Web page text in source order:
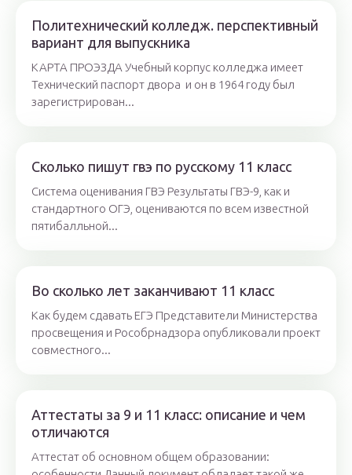
Политехнический колледж. перспективный
вариант для выпускника
КАРТА ПРОЭЗДА Учебный корпус колледжа имеет
Технический паспорт двора и он в 1964 году был
зарегистрирован...
Сколько пишут гвэ по русскому 11 класс
Система оценивания ГВЭ Результаты ГВЭ-9, как и
стандартного ОГЭ, оцениваются по всем известной
пятибалльной...
Во сколько лет заканчивают 11 класс
Как будем сдавать ЕГЭ Представители Министерства
просвещения и Рособрнадзора опубликовали проект
совместного...
Аттестаты за 9 и 11 класс: описание и чем
отличаются
Аттестат об основном общем образовании: